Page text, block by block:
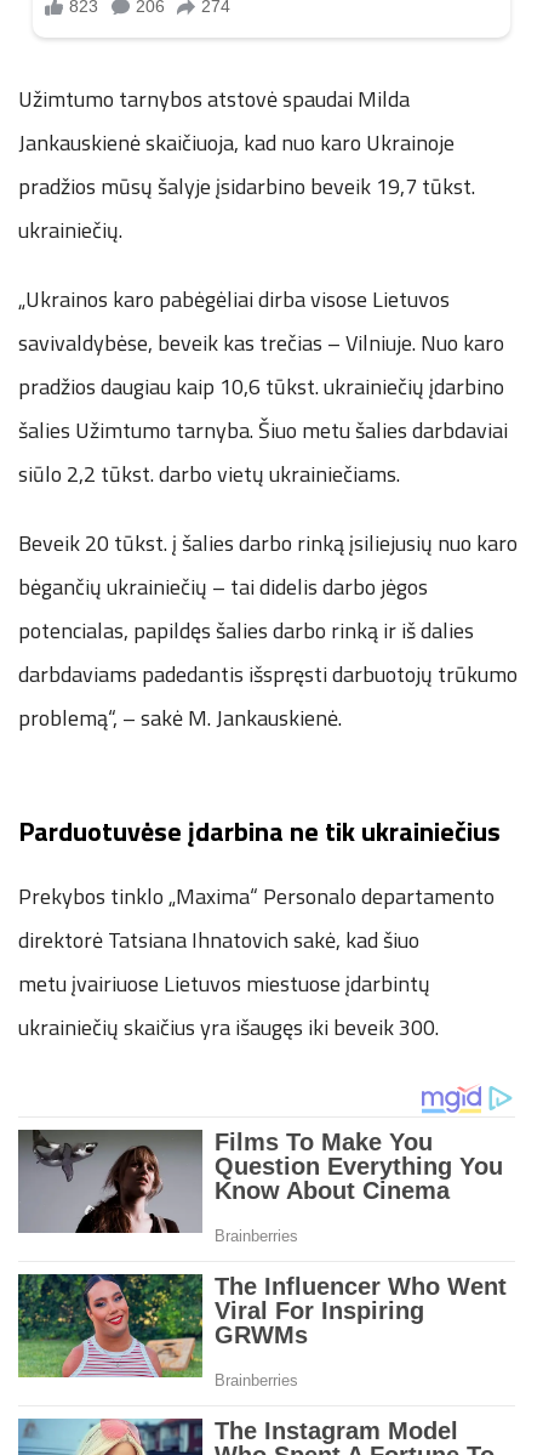
Užimtumo tarnybos atstovė spaudai Milda
Jankauskienė skaičiuoja, kad nuo karo Ukrainoje
pradžios mūsų šalyje įsidarbino beveik 19,7 tūkst.
ukrainiečių.
„Ukrainos karo pabėgėliai dirba visose Lietuvos
savivaldybėse, beveik kas trečias – Vilniuje. Nuo karo
pradžios daugiau kaip 10,6 tūkst. ukrainiečių įdarbino
šalies Užimtumo tarnyba. Šiuo metu šalies darbdaviai
siūlo 2,2 tūkst. darbo vietų ukrainiečiams.
Beveik 20 tūkst. į šalies darbo rinką įsiliejusių nuo karo
bėgančių ukrainiečių – tai didelis darbo jėgos
potencialas, papildęs šalies darbo rinką ir iš dalies
darbdaviams padedantis išspręsti darbuotojų trūkumo
problemą“, – sakė M. Jankauskienė.
Parduotuvėse įdarbina ne tik ukrainiečius
Prekybos tinklo „Maxima“ Personalo departamento
direktorė Tatsiana Ihnatovich sakė, kad šiuo
metu įvairiuose Lietuvos miestuose įdarbintų
ukrainiečių skaičius yra išaugęs iki beveik 300.